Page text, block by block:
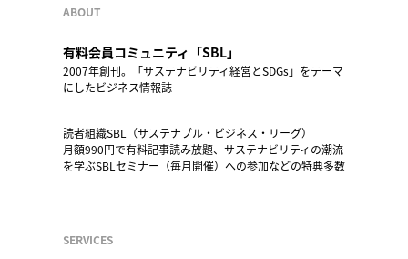
ABOUT
有料会員コミュニティ「SBL」
2007年創刊。「サステナビリティ経営とSDGs」をテーマ
にしたビジネス情報誌
読者組織SBL（サステナブル・ビジネス・リーグ）
月額990円で有料記事読み放題、サステナビリティの潮流
を学ぶSBLセミナー（毎月開催）への参加などの特典多数
SERVICES